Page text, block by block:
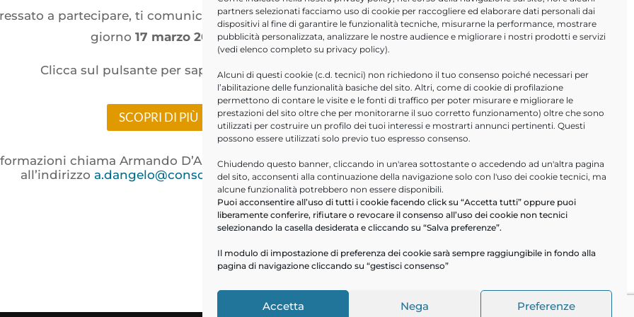
partners selezionati facciamo uso di cookie per raccogliere ed elaborare dati personali dai
dispositivi al fine di garantire le funzionalità tecniche, misurarne la performance, mostrare
pubblicità personalizzata, analizzare le nostre audience e migliorare i nostri prodotti e servizi
(vedi elenco completo su privacy policy).
Alcuni di questi cookie (c.d. tecnici) non richiedono il tuo consenso poiché necessari per
l’abilitazione delle funzionalità basiche del sito. Altri, come di cookie di profilazione
permettono di contare le visite e le fonti di traffico per poter misurare e migliorare le
prestazioni del sito oltre che per monitorarne il suo corretto funzionamento) oltre che sono
utilizzati per costruire un profilo dei tuoi interessi e mostrarti annunci pertinenti. Questi
possono essere utilizzati solo previo tuo espresso consenso.
Chiudendo questo banner, cliccando in un'area sottostante o accedendo ad un'altra pagina
del sito, acconsenti alla continuazione della navigazione solo con l'uso dei cookie tecnici, ma
alcune funzionalità potrebbero non essere disponibili.
Puoi acconsentire all’uso di tutti i cookie facendo click su “Accetta tutti” oppure puoi
liberamente conferire, rifiutare o revocare il consenso all’uso dei cookie non tecnici
selezionando la casella desiderata e cliccando su “Salva preferenze”.
Il modulo di impostazione di preferenza dei cookie sarà sempre raggiungibile in fondo alla
pagina di navigazione cliccando su “gestisci consenso”
Accetta Nega Preferenze
a partecipare, ti comunichiamo che il prossimo appuntamentoè previsto per il
giorno 17 marzo 2023!
Clicca sul pulsante per saperne di più.
SCOPRI DI PIÙ
chiama Armando D’Angelo al 335 121 8021 oppure scrivi
all’indirizzo a.dangelo@consoftinformatica.it